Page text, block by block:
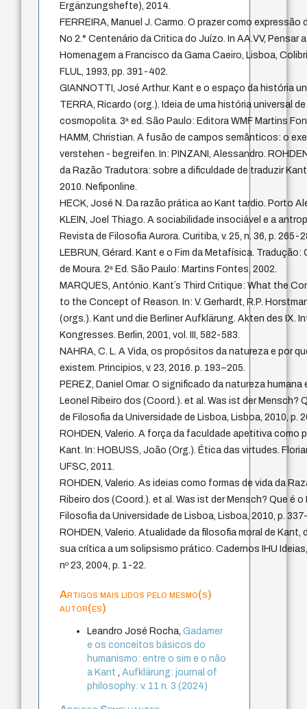
Ergänzungshefte), 2014.
FERREIRA, Manuel J. Carmo. O prazer como
No 2.° Centenário da Critica do Juízo. In AA.VV, Pensar
Homenagem a Francisco da Gama Caeiro, Lisboa,
FLUL, 1993, pp. 391-402.
GIANNOTTI, José Arthur. Kant e o espaço da história
TERRA, Ricardo (org.). Ideia de uma história universal
cosmopolita. 3ª ed. São Paulo: Editora WMF Martins
HAMM, Christian. A fusão de campos semânticos: o
verstehen - begreifen. In: PINZANI, Alessandro.
da Razão Tradutora: sobre a dificuldade de traduzir
2010. Nefiponline.
HECK, José N. Da razão prática ao Kant tardio. Porto
KLEIN, Joel Thiago. A sociabilidade insociável e a
Revista de Filosofia Aurora. Curitiba, v. 25, n. 36, p. 265-
LEBRUN, Gérard. Kant e o Fim da Metafísica.
de Moura. 2ª Ed. São Paulo: Martins Fontes, 2002.
MARQUES, António. Kant´s Third Critique: What the
to the Concept of Reason. In: V. Gerhardt, R.P.
(orgs.). Kant und die Berliner Aufklärung. Akten des IX.
Kongresses. Berlin, 2001, vol. III, 582-583.
NAHRA, C. L. A Vida, os propósitos da natureza e por
existem. Principios, v. 23, 2016. p. 193–205.
PEREZ, Daniel Omar. O significado da natureza humana
Leonel Ribeiro dos (Coord.). et al. Was ist der Mensch?
de Filosofia da Universidade de Lisboa, Lisboa, 2010, p.
ROHDEN, Valerio. A força da faculdade apetitiva como
Kant. In: HOBUSS, João (Org.). Ética das virtudes.
UFSC, 2011.
ROHDEN, Valerio. As ideias como formas de vida da
Ribeiro dos (Coord.). et al. Was ist der Mensch? Que é
Filosofia da Universidade de Lisboa, Lisboa, 2010, p.
ROHDEN, Valerio. Atualidade da filosofia moral de Kant,
sua crítica a um solipsismo prático. Cadernos IHU
nº 23, 2004, p. 1-22.
Artigos mais lidos pelo mesmo(s)
autor(es)
Leandro José Rocha,Gadamer
e os conceitos básicos do
humanismo: entre o sim e o não
a Kant,Aufklärung: journal of
philosophy: v. 11 n. 3 (2024)